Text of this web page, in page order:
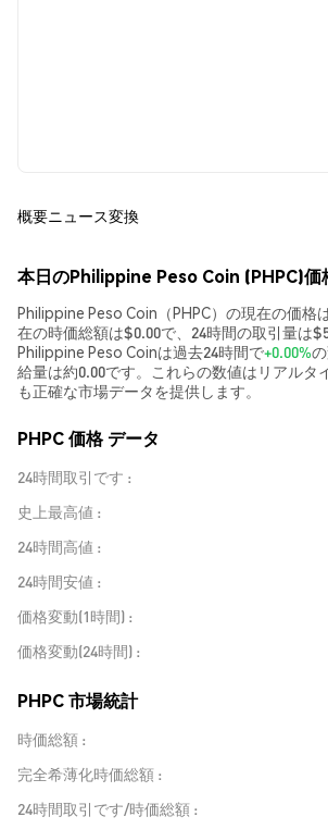
概要ニュース変換
本日のPhilippine Peso Coin (PHPC)価
Philippine Peso Coin（PHPC）の現在の価格
在の時価総額は$0.00で、24時間の取引量は
Philippine Peso Coinは過去24時間で+0.00%
給量は約0.00です。これらの数値はリアルタ
も正確な市場データを提供します。
PHPC 価格 データ
24時間取引です
史上最高値
24時間高値
24時間安値
価格変動(1時間)
価格変動(24時間)
PHPC 市場統計
時価総額
完全希薄化時価総額
24時間取引です/時価総額